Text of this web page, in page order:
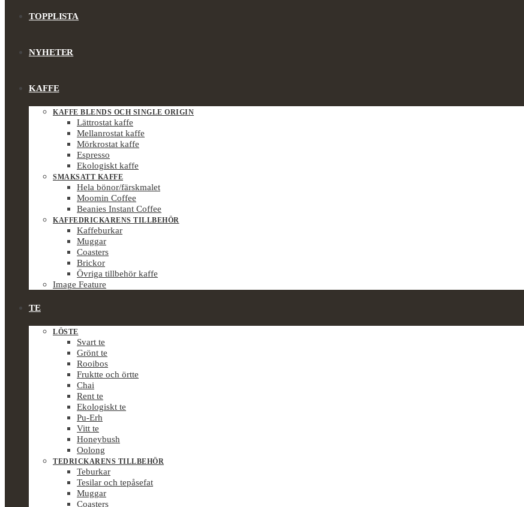
TOPPLISTA
NYHETER
KAFFE
KAFFE BLENDS OCH SINGLE ORIGIN
Lättrostat kaffe
Mellanrostat kaffe
Mörkrostat kaffe
Espresso
Ekologiskt kaffe
SMAKSATT KAFFE
Hela bönor/färskmalet
Moomin Coffee
Beanies Instant Coffee
KAFFEDRICKARENS TILLBEHÖR
Kaffeburkar
Muggar
Coasters
Brickor
Övriga tillbehör kaffe
Image Feature
TE
LÖSTE
Svart te
Grönt te
Rooibos
Fruktte och örtte
Chai
Rent te
Ekologiskt te
Pu-Erh
Vitt te
Honeybush
Oolong
TEDRICKARENS TILLBEHÖR
Teburkar
Tesilar och tepåsefat
Muggar
Coasters